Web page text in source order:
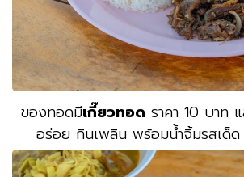
ของทอดมีเกี๊ยวทอด ราคา 10 บาท แ
อร่อย กินเพลิน พร้อมน้ำจิ้มรสเด็ด